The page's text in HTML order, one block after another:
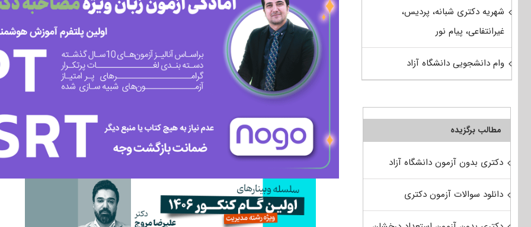
شهریه دکتری شبانه، پردیس،
غیرانتفاعی، پیام نور
وام دانشجویی دانشگاه آزاد
مطالب برگزیده
دکتری بدون آزمون دانشگاه آزاد
دانلود سوالات آزمون دکتری